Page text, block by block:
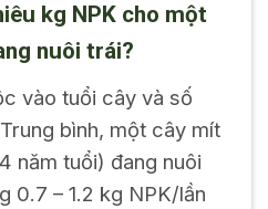
kg NPK cho một
nuôi trái?
vào tuổi cây và số
bình, một cây mít
năm tuổi) đang nuôi
0.7 – 1.2 kg NPK/lần